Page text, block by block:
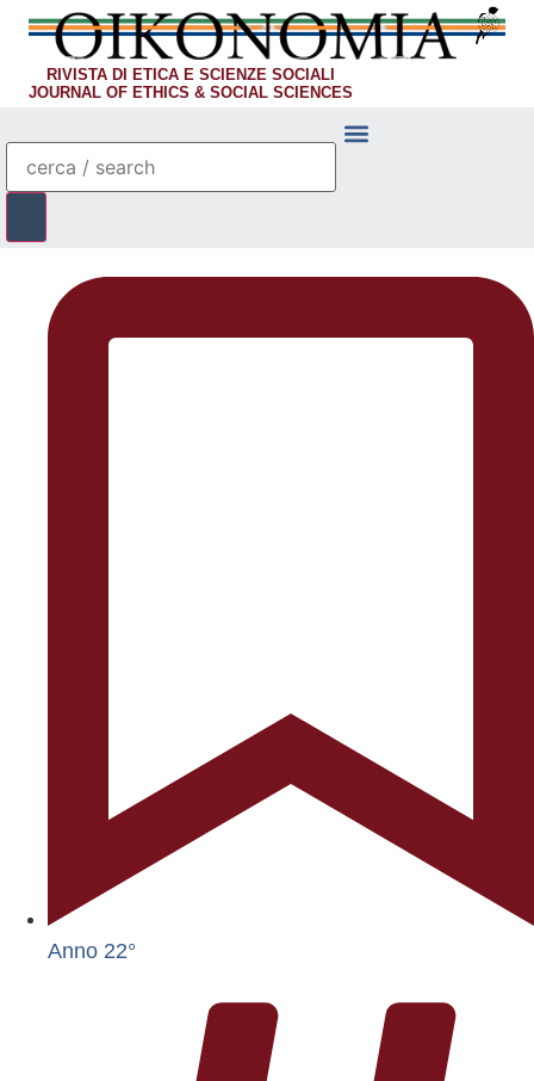
RIVISTA DI ETICA E SCIENZE SOCIALI
JOURNAL OF ETHICS & SOCIAL SCIENCES
Anno 22°